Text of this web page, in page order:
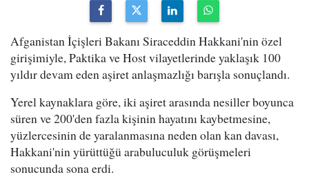
Afganistan İçişleri Bakanı Siraceddin Hakkani'nin özel
girişimiyle, Paktika ve Host vilayetlerinde yaklaşık 100
yıldır devam eden aşiret anlaşmazlığı barışla sonuçlandı.
Yerel kaynaklara göre, iki aşiret arasında nesiller boyunca
süren ve 200'den fazla kişinin hayatını kaybetmesine,
yüzlercesinin de yaralanmasına neden olan kan davası,
Hakkani'nin yürüttüğü arabuluculuk görüşmeleri
sonucunda sona erdi.